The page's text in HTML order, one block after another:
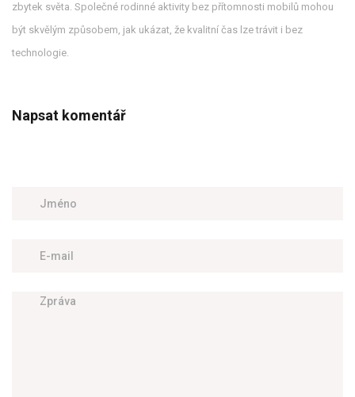
zbytek světa. Společné rodinné aktivity bez přítomnosti mobilů mohou
být skvělým způsobem, jak ukázat, že kvalitní čas lze trávit i bez
technologie.
Napsat komentář